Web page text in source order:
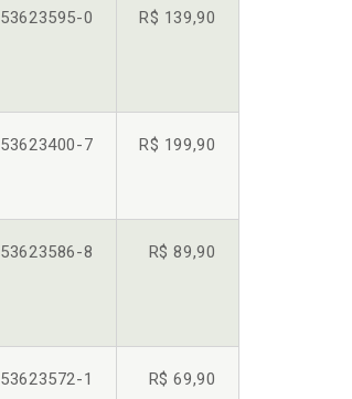
0 R$ 139,90
7 R$ 199,90
8 R$ 89,90
1 R$ 69,90